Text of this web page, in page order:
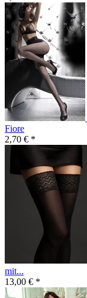
Fiore
2,70 € *
mit...
13,00 € *